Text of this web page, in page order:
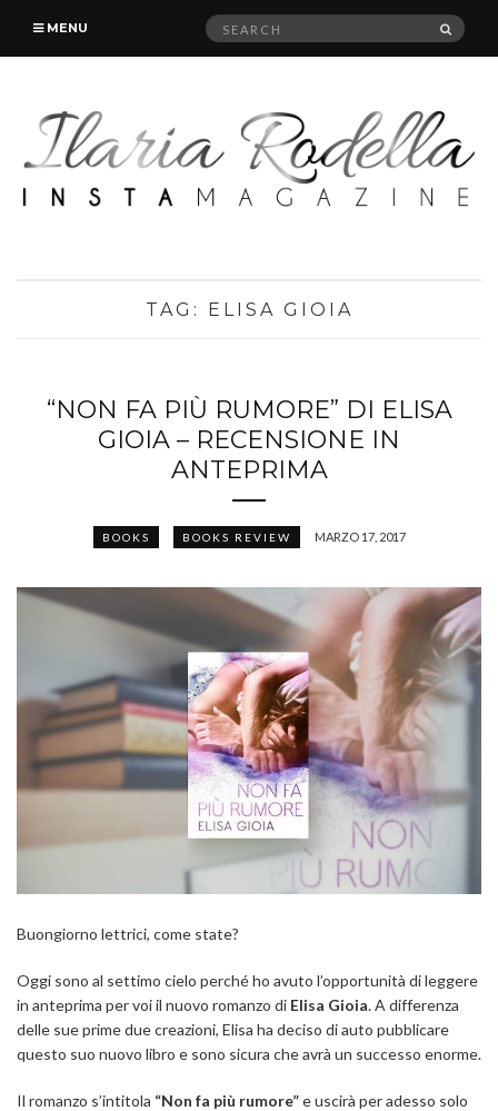
MENU
Search
TAG: ELISA GIOIA
“NON FA PIÙ RUMORE” DI ELISA
GIOIA – RECENSIONE IN
ANTEPRIMA
BOOKS BOOKS REVIEW MARZO 17, 2017
Buongiorno lettrici, come state?
Oggi sono al settimo cielo perché ho avuto l’opportunità di leggere
in anteprima per voi il nuovo romanzo di Elisa Gioia. A differenza
delle sue prime due creazioni, Elisa ha deciso di auto pubblicare
questo suo nuovo libro e sono sicura che avrà un successo enorme.
Il romanzo s’intitola “Non fa più rumore”e uscirà per adesso solo